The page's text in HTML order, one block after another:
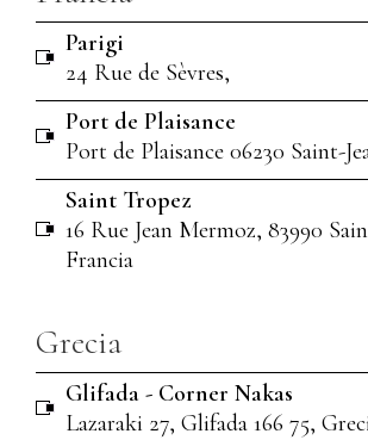
Parigi
24 Rue de Sèvres,
Port de Plaisance
Port de Plaisance 06230 Saint-
Saint Tropez
16 Rue Jean Mermoz, 83990
Francia
Grecia
Glifada - Corner Nakas
Lazaraki 27, Glifada 166 75,